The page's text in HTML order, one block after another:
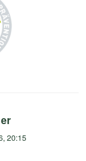
20:15